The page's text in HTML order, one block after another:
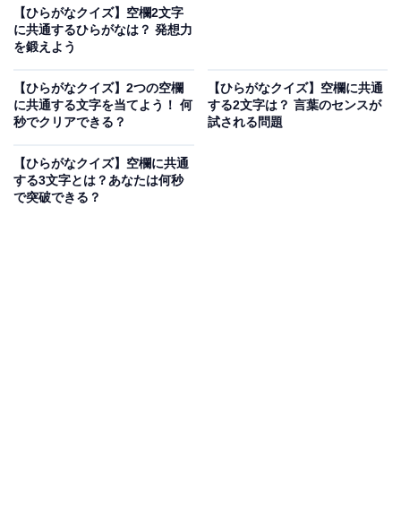
【ひらがなクイズ】空欄2文字
に共通するひらがなは？ 発想力
を鍛えよう
【ひらがなクイズ】2つの空欄
に共通する文字を当てよう！ 何
秒でクリアできる？
【ひらがなクイズ】空欄に共通
する2文字は？ 言葉のセンスが
試される問題
【ひらがなクイズ】空欄に共通
する3文字とは？あなたは何秒
で突破できる？